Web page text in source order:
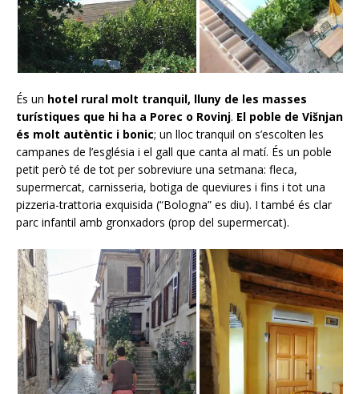
És un hotel rural molt tranquil, lluny de les masses
turístiques que hi ha a Porec o Rovinj. El poble de Višnjan
és molt autèntic i bonic; un lloc tranquil on s’escolten les
campanes de l’església i el gall que canta al matí. És un poble
petit però té de tot per sobreviure una setmana: fleca,
supermercat, carnisseria, botiga de queviures i fins i tot una
pizzeria-trattoria exquisida (“Bologna” es diu). I també és clar
parc infantil amb gronxadors (prop del supermercat).